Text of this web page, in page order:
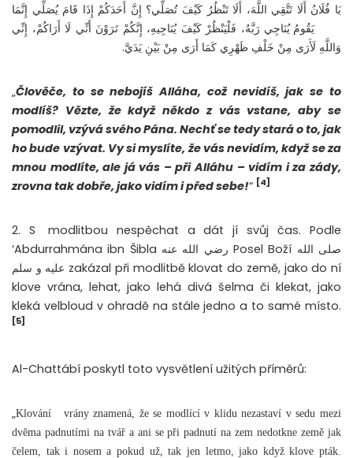
يَا فُلَانُ أَلَا تَتَّقِي اللَّهَ، أَلَا تَنْظُرُ كَيْفَ تُصَلِّي؟ إِنَّ أَحَدَكُمْ إِذَا قَامَ يُصَلِّي إِنَّمَا
يَقُومُ يُنَاجِي رَبَّهُ، فَلْيَنْظُرْ كَيْفَ يُنَاجِيهِ، إِنَّكُمْ تَرَوْنَ أَنِّي لَا أَرَاكُمْ، إِنِّي
وَاللَّهِ لَأَرَى مِنْ خَلْفِ ظَهْرِي كَمَا أَرَى مِنْ بَيْنِ يَدَيَّ.
„Člověče, to se nebojíš Alláha, což nevidíš, jak se to
modlíš? Vězte, že když někdo z vás vstane, aby se
pomodlil, vzývá svého Pána. Nechť se tedy stará o to, jak
ho bude vzývat. Vy si myslíte, že vás nevidím, když se za
mnou modlíte, ale já vás – při Alláhu – vidím i za zády,
zrovna tak dobře, jako vidím i před sebe!“ [4]
2. S
modlitbou nespěchat a dát jí svůj čas. Podle
‘Abdurrahmána ibn Šibla رضي الله عنه Posel Boží صلى الله
عليه و سلم zakázal při modlitbě klovat do země, jako do ní
klove vrána, lehat, jako lehá divá šelma či klekat, jako
kleká velbloud v ohradě na stále jedno a to samé místo.
[5]
Al-Chattábí poskytl toto vysvětlení užitých příměrů:
„Klování
vrány znamená, že se modlící v klidu nezastaví v sedu mezi
dvěma padnutími na tvář a ani se při padnutí na zem nedotkne země jak
čelem, tak i nosem a pokud už, tak jen letmo, jako když klove pták.